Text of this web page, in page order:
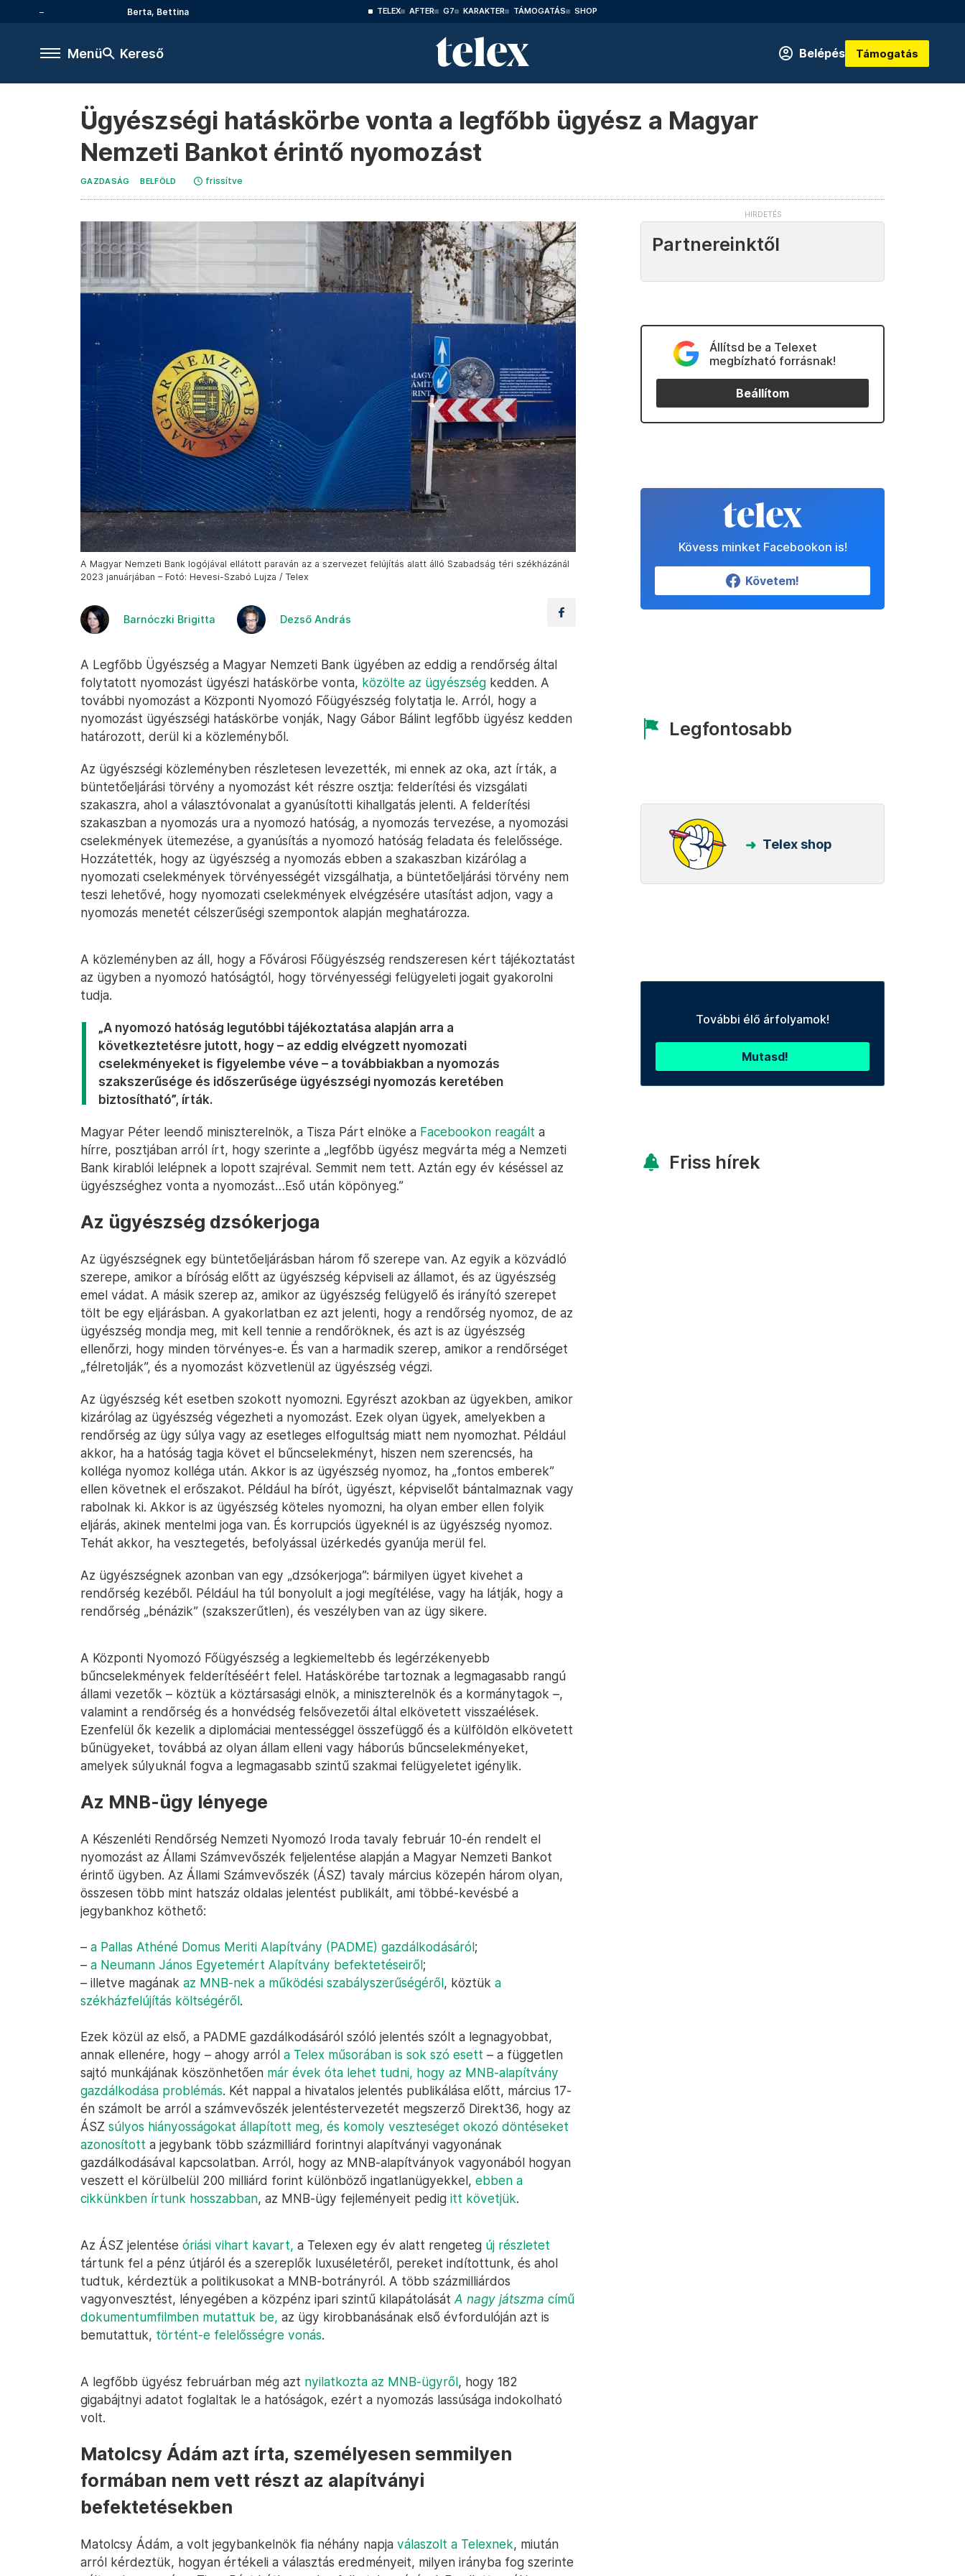
Berta, Bettina TELEX AFTER G7 KARAKTER TÁMOGATÁS SHOP
Menü Kereső Belépés Támogatás
Ügyészségi hatáskörbe vonta a legfőbb ügyész a Magyar
Nemzeti Bankot érintő nyomozást
GAZDASÁG BELFÖLD frissítve
A Magyar Nemzeti Bank logójával ellátott paraván az a szervezet felújítás alatt álló Szabadság téri székházánál
2023 januárjában – Fotó: Hevesi-Szabó Lujza / Telex
Barnóczki Brigitta Dezső András
A Legfőbb Ügyészség a Magyar Nemzeti Bank ügyében az eddig a rendőrség által
folytatott nyomozást ügyészi hatáskörbe vonta, közölte az ügyészség kedden. A
további nyomozást a Központi Nyomozó Főügyészség folytatja le. Arról, hogy a
nyomozást ügyészségi hatáskörbe vonják, Nagy Gábor Bálint legfőbb ügyész kedden
határozott, derül ki a közleményből.
Az ügyészségi közleményben részletesen levezették, mi ennek az oka, azt írták, a
büntetőeljárási törvény a nyomozást két részre osztja: felderítési és vizsgálati
szakaszra, ahol a választóvonalat a gyanúsítotti kihallgatás jelenti. A felderítési
szakaszban a nyomozás ura a nyomozó hatóság, a nyomozás tervezése, a nyomozási
cselekmények ütemezése, a gyanúsítás a nyomozó hatóság feladata és felelőssége.
Hozzátették, hogy az ügyészség a nyomozás ebben a szakaszban kizárólag a
nyomozati cselekmények törvényességét vizsgálhatja, a büntetőeljárási törvény nem
teszi lehetővé, hogy nyomozati cselekmények elvégzésére utasítást adjon, vagy a
nyomozás menetét célszerűségi szempontok alapján meghatározza.
A közleményben az áll, hogy a Fővárosi Főügyészség rendszeresen kért tájékoztatást
az ügyben a nyomozó hatóságtól, hogy törvényességi felügyeleti jogait gyakorolni
tudja.
„A nyomozó hatóság legutóbbi tájékoztatása alapján arra a
következtetésre jutott, hogy – az eddig elvégzett nyomozati
cselekményeket is figyelembe véve – a továbbiakban a nyomozás
szakszerűsége és időszerűsége ügyészségi nyomozás keretében
biztosítható”, írták.
Magyar Péter leendő miniszterelnök, a Tisza Párt elnöke a Facebookon reagált a
hírre, posztjában arról írt, hogy szerinte a „legfőbb ügyész megvárta még a Nemzeti
Bank kirablói lelépnek a lopott szajréval. Semmit nem tett. Aztán egy év késéssel az
ügyészséghez vonta a nyomozást…Eső után köpönyeg.”
Az ügyészség dzsókerjoga
Az ügyészségnek egy büntetőeljárásban három fő szerepe van. Az egyik a közvádló
szerepe, amikor a bíróság előtt az ügyészség képviseli az államot, és az ügyészség
emel vádat. A másik szerep az, amikor az ügyészség felügyelő és irányító szerepet
tölt be egy eljárásban. A gyakorlatban ez azt jelenti, hogy a rendőrség nyomoz, de az
ügyészség mondja meg, mit kell tennie a rendőröknek, és azt is az ügyészség
ellenőrzi, hogy minden törvényes-e. És van a harmadik szerep, amikor a rendőrséget
„félretolják”, és a nyomozást közvetlenül az ügyészség végzi.
Az ügyészség két esetben szokott nyomozni. Egyrészt azokban az ügyekben, amikor
kizárólag az ügyészség végezheti a nyomozást. Ezek olyan ügyek, amelyekben a
rendőrség az ügy súlya vagy az esetleges elfogultság miatt nem nyomozhat. Például
akkor, ha a hatóság tagja követ el bűncselekményt, hiszen nem szerencsés, ha
kolléga nyomoz kolléga után. Akkor is az ügyészség nyomoz, ha „fontos emberek”
ellen követnek el erőszakot. Például ha bírót, ügyészt, képviselőt bántalmaznak vagy
rabolnak ki. Akkor is az ügyészség köteles nyomozni, ha olyan ember ellen folyik
eljárás, akinek mentelmi joga van. És korrupciós ügyeknél is az ügyészség nyomoz.
Tehát akkor, ha vesztegetés, befolyással üzérkedés gyanúja merül fel.
Az ügyészségnek azonban van egy „dzsókerjoga”: bármilyen ügyet kivehet a
rendőrség kezéből. Például ha túl bonyolult a jogi megítélése, vagy ha látják, hogy a
rendőrség „bénázik” (szakszerűtlen), és veszélyben van az ügy sikere.
A Központi Nyomozó Főügyészség a legkiemeltebb és legérzékenyebb
bűncselekmények felderítéséért felel. Hatáskörébe tartoznak a legmagasabb rangú
állami vezetők – köztük a köztársasági elnök, a miniszterelnök és a kormánytagok –,
valamint a rendőrség és a honvédség felsővezetői által elkövetett visszaélések.
Ezenfelül ők kezelik a diplomáciai mentességgel összefüggő és a külföldön elkövetett
bűnügyeket, továbbá az olyan állam elleni vagy háborús bűncselekményeket,
amelyek súlyuknál fogva a legmagasabb szintű szakmai felügyeletet igénylik.
Az MNB-ügy lényege
A Készenléti Rendőrség Nemzeti Nyomozó Iroda tavaly február 10-én rendelt el
nyomozást az Állami Számvevőszék feljelentése alapján a Magyar Nemzeti Bankot
érintő ügyben. Az Állami Számvevőszék (ÁSZ) tavaly március közepén három olyan,
összesen több mint hatszáz oldalas jelentést publikált, ami többé-kevésbé a
jegybankhoz köthető:
– a Pallas Athéné Domus Meriti Alapítvány (PADME) gazdálkodásáról;
– a Neumann János Egyetemért Alapítvány befektetéseiről;
– illetve magának az MNB-nek a működési szabályszerűségéről, köztük a
székházfelújítás költségéről.
Ezek közül az első, a PADME gazdálkodásáról szóló jelentés szólt a legnagyobbat,
annak ellenére, hogy – ahogy arról a Telex műsorában is sok szó esett – a független
sajtó munkájának köszönhetően már évek óta lehet tudni, hogy az MNB-alapítvány
gazdálkodása problémás. Két nappal a hivatalos jelentés publikálása előtt, március 17-
én számolt be arról a számvevőszék jelentéstervezetét megszerző Direkt36, hogy az
ÁSZ súlyos hiányosságokat állapított meg, és komoly veszteséget okozó döntéseket
azonosított a jegybank több százmilliárd forintnyi alapítványi vagyonának
gazdálkodásával kapcsolatban. Arról, hogy az MNB-alapítványok vagyonából hogyan
veszett el körülbelül 200 milliárd forint különböző ingatlanügyekkel, ebben a
cikkünkben írtunk hosszabban, az MNB-ügy fejleményeit pedig itt követjük.
Az ÁSZ jelentése óriási vihart kavart, a Telexen egy év alatt rengeteg új részletet
tártunk fel a pénz útjáról és a szereplők luxuséletéről, pereket indítottunk, és ahol
tudtuk, kérdeztük a politikusokat a MNB-botrányról. A több százmilliárdos
vagyonvesztést, lényegében a közpénz ipari szintű kilapátolását A nagy játszma című
dokumentumfilmben mutattuk be, az ügy kirobbanásának első évfordulóján azt is
bemutattuk, történt-e felelősségre vonás.
A legfőbb ügyész februárban még azt nyilatkozta az MNB-ügyről, hogy 182
gigabájtnyi adatot foglaltak le a hatóságok, ezért a nyomozás lassúsága indokolható
volt.
Matolcsy Ádám azt írta, személyesen semmilyen
formában nem vett részt az alapítványi
befektetésekben
Matolcsy Ádám, a volt jegybankelnök fia néhány napja válaszolt a Telexnek, miután
arról kérdeztük, hogyan értékeli a választás eredményeit, milyen irányba fog szerinte
Partnereinktől
Állítsd be a Telexet
megbízható forrásnak!
Beállítom
Kövess minket Facebookon is!
Követem!
Legfontosabb
Telex shop
További élő árfolyamok!
Mutasd!
Friss hírek